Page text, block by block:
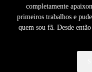
completamente
primeiros trabalhos e
quem sou fã. Desde